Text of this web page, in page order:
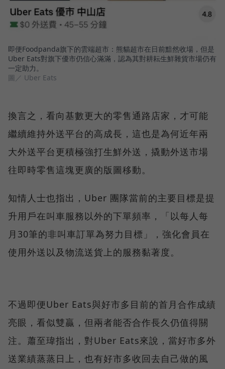
即便Foodpanda旗下的雲端超市：熊貓超市在日前黯然收場，但是
Uber Eats對旗下優市仍信心滿滿，認為其對耕耘生鮮雜貨市場仍有
一定助力。
圖／ Uber Eats
換言之，看向基數更大的零售通路店家，才可能
繼續維持外送平台的高成長，這也是為何近年兩
大外送平台更積極強打生鮮外送，撬動外送市場
往即時零售這塊更廣的版圖移動。
知情人士也指出，Uber 團隊當前的主要目標是提
升用戶在叫車服務以外的下單頻率，「以每人每
月30筆的非叫車訂單為努力目標」，強化會員在
使用外送以及物流送貨上的服務黏著度。
不過即便Uber Eats與好市多目前的首月合作成績
亮眼，看似雙贏，但兩者能否合作長久仍值得關
注。蕭至瑋指出，對Uber Eats來說，當好市多外
送業績蒸蒸日上，也有好市多收回去自己做的風